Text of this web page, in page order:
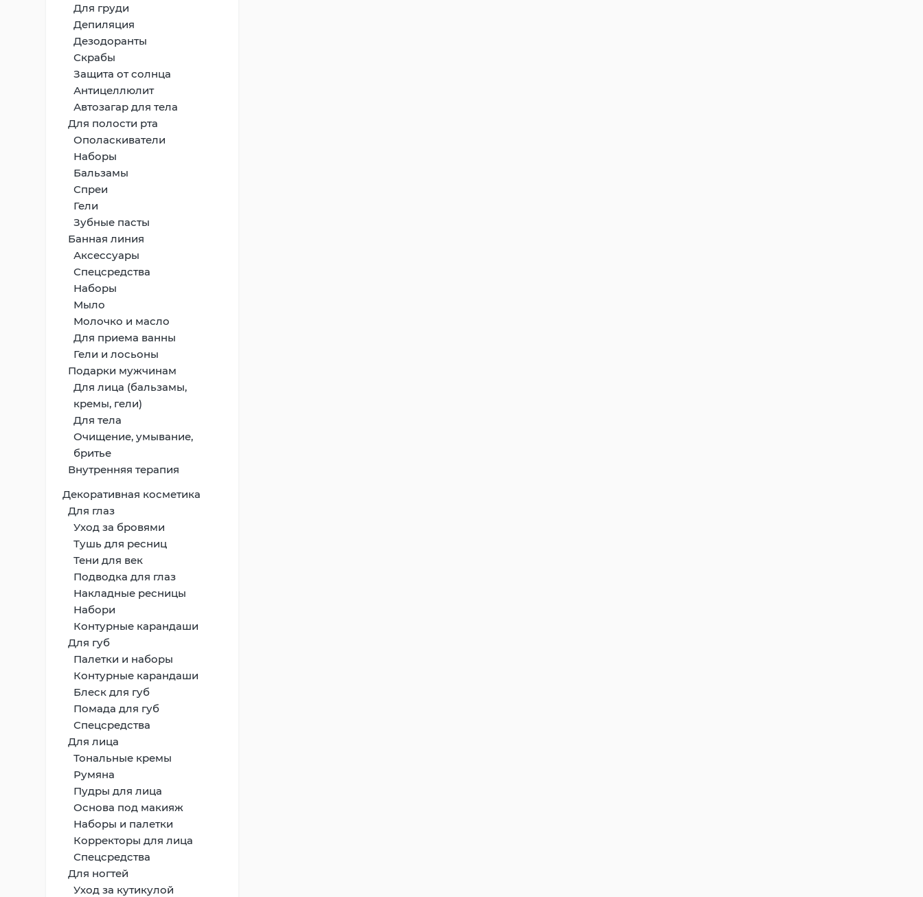
Для груди
Депиляция
Дезодоранты
Скрабы
Защита от солнца
Антицеллюлит
Автозагар для тела
Для полости рта
Ополаскиватели
Наборы
Бальзамы
Спреи
Гели
Зубные пасты
Банная линия
Аксессуары
Спецсредства
Наборы
Мыло
Молочко и масло
Для приема ванны
Гели и лосьоны
Подарки мужчинам
Для лица (бальзамы,
кремы, гели)
Для тела
Очищение, умывание,
бритье
Внутренняя терапия
Декоративная косметика
Для глаз
Уход за бровями
Тушь для ресниц
Тени для век
Подводка для глаз
Накладные ресницы
Набори
Контурные карандаши
Для губ
Палетки и наборы
Контурные карандаши
Блеск для губ
Помада для губ
Спецсредства
Для лица
Тональные кремы
Румяна
Пудры для лица
Основа под макияж
Наборы и палетки
Корректоры для лица
Спецсредства
Для ногтей
Уход за кутикулой